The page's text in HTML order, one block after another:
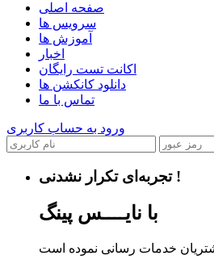
صفحه اصلی
سرویس ها
آموزش ها
اخبار
اکانت تست رایگان
دانلود کانکشن ها
تماس با ما
ورود به حساب کاربری
تجربه‌ای تکرار نشدنی !
با نایــــس پینگ